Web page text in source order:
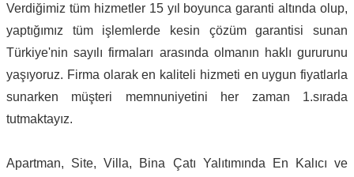
Verdiğimiz tüm hizmetler 15 yıl boyunca garanti altında olup,
yaptığımız tüm işlemlerde kesin çözüm garantisi sunan
Türkiye'nin sayılı firmaları arasında olmanın haklı gururunu
yaşıyoruz. Firma olarak en kaliteli hizmeti en uygun fiyatlarla
sunarken müşteri memnuniyetini her zaman 1.sırada
tutmaktayız.
Apartman, Site, Villa, Bina Çatı Yalıtımında En Kalıcı ve